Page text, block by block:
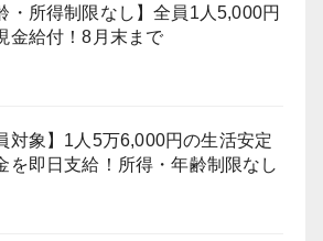
・所得制限なし】全員1人5,000円
金給付！8月末まで
対象】1人5万6,000円の生活安定
を即日支給！所得・年齢制限なし